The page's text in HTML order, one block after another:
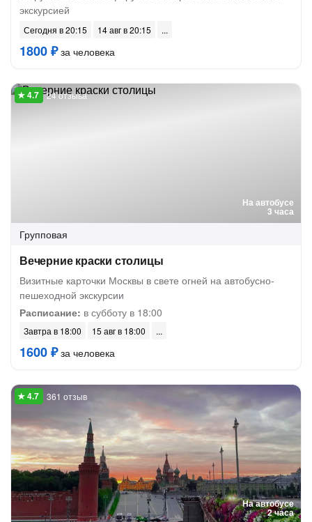
экскурсией
Сегодня в 20:15 14 авг в 20:15
1800 ₽за человека
На автобусе
3 часа
24 отзыва
Групповая
Вечерние краски столицы
Визитные карточки Москвы в свете огней на автобусно-
пешеходной экскурсии
Расписание: в субботу в 18:00
Завтра в 18:00 15 авг в 18:00
1600 ₽за человека
На автобусе
2 часа
361 отзыв